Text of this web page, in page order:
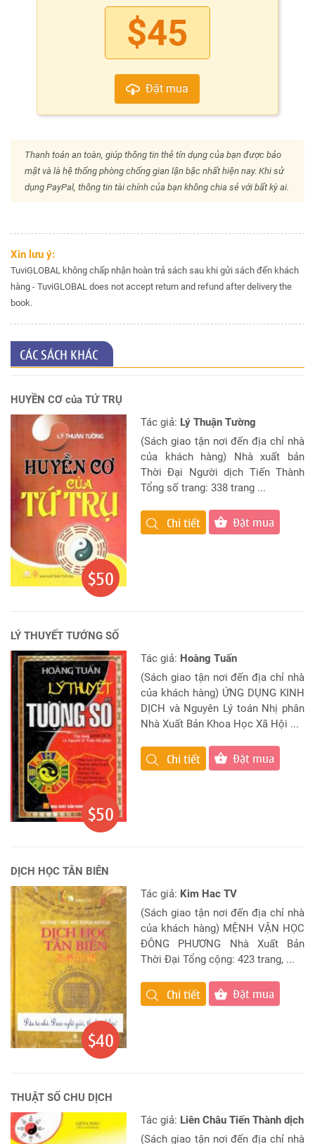
$45
Đặt mua
Thanh toán an toàn, giúp thông tin thẻ tín dụng của bạn được bảo
mật và là hệ thống phòng chống gian lận bậc nhất hiện nay. Khi sử
dụng PayPal, thông tin tài chính của bạn không chia sẻ với bất kỳ ai.
Xin lưu ý:
TuviGLOBAL không chấp nhận hoàn trả sách sau khi gửi sách đến khách
hàng - TuviGLOBAL does not accept return and refund after delivery the
book.
CÁC SÁCH KHÁC
HUYỀN CƠ của TỨ TRỤ
$50
Tác giả: Lý Thuận Tường
(Sách giao tận nơi đến địa chỉ nhà
của khách hàng) Nhà xuất bản
Thời Đại Người dịch Tiến Thành
Tổng số trang: 338 trang ...
Chi tiết Đặt mua
LÝ THUYẾT TƯỚNG SỐ
$50
Tác giả: Hoàng Tuấn
(Sách giao tận nơi đến địa chỉ nhà
của khách hàng) ỨNG DỤNG KINH
DỊCH và Nguyên Lý toán Nhị phân
Nhà Xuất Bản Khoa Học Xã Hội ...
Chi tiết Đặt mua
DỊCH HỌC TÂN BIÊN
$40
Tác giả: Kim Hac TV
(Sách giao tận nơi đến địa chỉ nhà
của khách hàng) MỆNH VẬN HỌC
ĐÔNG PHƯƠNG Nhà Xuất Bản
Thời Đại Tổng cộng: 423 trang, ...
Chi tiết Đặt mua
THUẬT SỐ CHU DỊCH
Tác giả: Liên Châu Tiến Thành dịch
(Sách giao tận nơi đến địa chỉ nhà